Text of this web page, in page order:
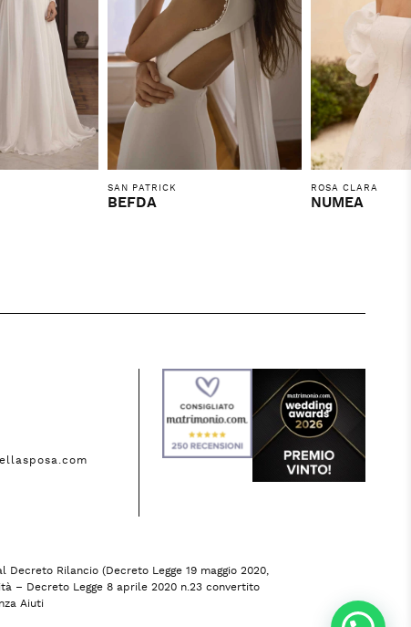
SAN PATRICK
BEFDA
ROSA CLARA
NUMEA
Rilancio (Decreto Legge 19 maggio 2020,
– Decreto Legge 8 aprile 2020 n.23 convertito
Aiuti